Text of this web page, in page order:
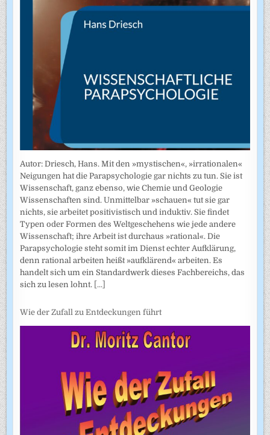
Autor: Driesch, Hans. Mit den »mystischen«, »irrationalen«
Neigungen hat die Parapsychologie gar nichts zu tun. Sie ist
Wissenschaft, ganz ebenso, wie Chemie und Geologie
Wissenschaften sind. Unmittelbar »schauen« tut sie gar
nichts, sie arbeitet positivistisch und induktiv. Sie findet
Typen oder Formen des Weltgeschehens wie jede andere
Wissenschaft; ihre Arbeit ist durchaus »rational«. Die
Parapsychologie steht somit im Dienst echter Aufklärung,
denn rational arbeiten heißt »aufklärend« arbeiten. Es
handelt sich um ein Standardwerk dieses Fachbereichs, das
sich zu lesen lohnt. [...]
Wie der Zufall zu Entdeckungen führt